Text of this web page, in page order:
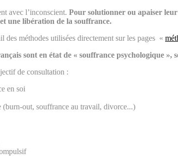
avec l’inconscient. Pour solutionner ou apaiser
une libération de la souffrance.
des méthodes utilisées directement sur les pages «
sont en état de « souffrance psychologique »,
de consultation :
en soi
out, souffrance au travail, divorce...)